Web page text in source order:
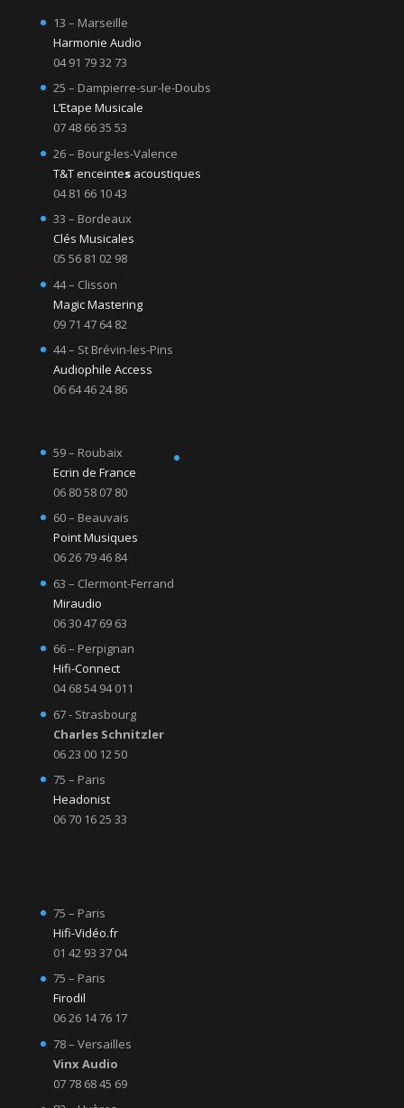
13 – Marseille
Harmonie Audio
04 91 79 32 73
25 – Dampierre-sur-le-Doubs
L’Etape Musicale
07 48 66 35 53
26 – Bourg-les-Valence
T&T enceintes acoustiques
04 81 66 10 43
33 – Bordeaux
Clés Musicales
05 56 81 02 98
44 – Clisson
Magic Mastering
09 71 47 64 82
44 – St Brévin-les-Pins
Audiophile Access
06 64 46 24 86
59 – Roubaix
Ecrin de France
06 80 58 07 80
60 – Beauvais
Point Musiques
06 26 79 46 84
63 – Clermont-Ferrand
Miraudio
06 30 47 69 63
66 – Perpignan
Hifi-Connect
04 68 54 94 011
67 - Strasbourg
Charles Schnitzler
06 23 00 12 50
75 – Paris
Headonist
06 70 16 25 33
75 – Paris
Hifi-Vidéo.fr
01 42 93 37 04
75 – Paris
Firodil
06 26 14 76 17
78 – Versailles
Vinx Audio
07 78 68 45 69